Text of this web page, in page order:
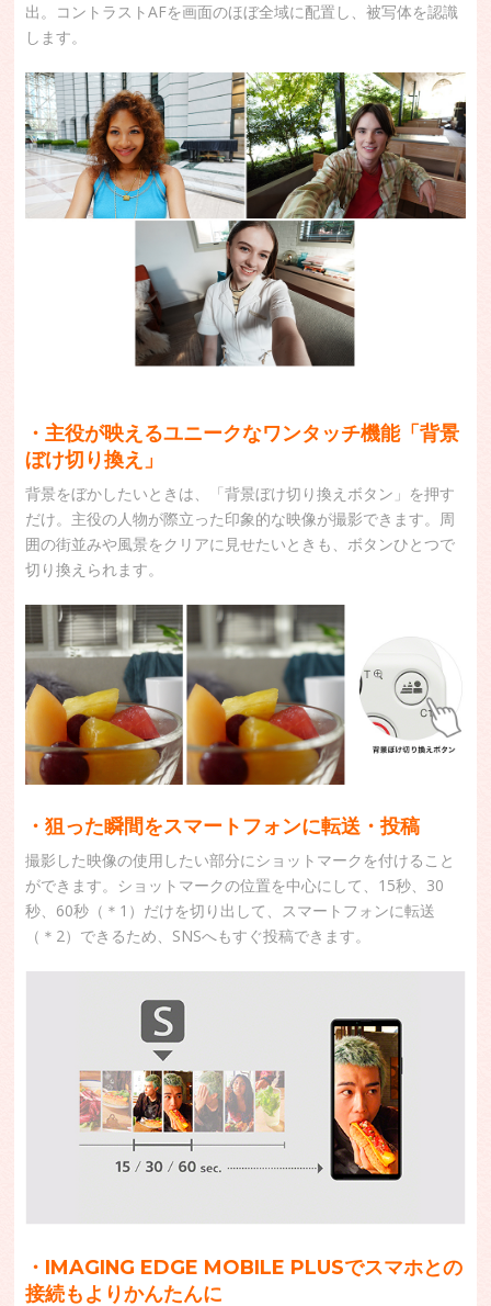
出。コントラストAFを画面のほぼ全域に配置し、被写体を認識
します。
・主役が映えるユニークなワンタッチ機能「背景
ぼけ切り換え」
背景をぼかしたいときは、「背景ぼけ切り換えボタン」を押す
だけ。主役の人物が際立った印象的な映像が撮影できます。周
囲の街並みや風景をクリアに見せたいときも、ボタンひとつで
切り換えられます。
・狙った瞬間をスマートフォンに転送・投稿
撮影した映像の使用したい部分にショットマークを付けること
ができます。ショットマークの位置を中心にして、15秒、30
秒、60秒（＊1）だけを切り出して、スマートフォンに転送
（＊2）できるため、SNSへもすぐ投稿できます。
・IMAGING EDGE MOBILE PLUSでスマホとの
接続もよりかんたんに